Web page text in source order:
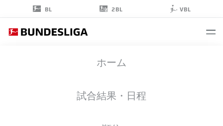
BL 2BL VBL
ホーム
試合結果・日程